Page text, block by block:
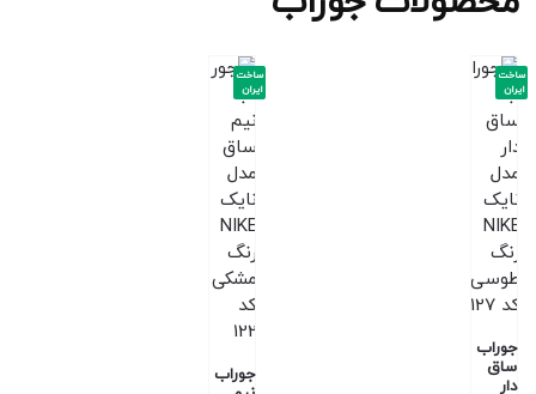
جوراب
ساق
دار
ساخت
ایران
جوراب
ساخت
ایران